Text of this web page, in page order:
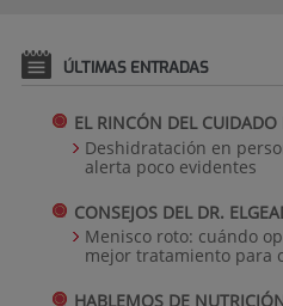
ÚLTIMAS ENTRADAS
EL RINCÓN DEL
Deshidratación en
alerta poco evidentes
CONSEJOS DEL DR.
Menisco roto: cuándo
mejor tratamiento para
HABLEMOS DE